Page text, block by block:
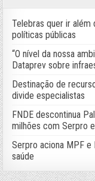
Telebras quer ir além
políticas públicas
“O nível da nossa
Dataprev sobre
Destinação de
divide especialistas
FNDE descontinua
milhões com Serpro
Serpro aciona MPF e
saúde